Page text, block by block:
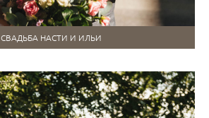
СВАДЬБА НАСТИ И ИЛЬИ